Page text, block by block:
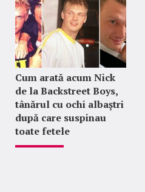
Cum arată acum Nick
de la Backstreet Boys,
tânărul cu ochi albaștri
după care suspinau
toate fetele